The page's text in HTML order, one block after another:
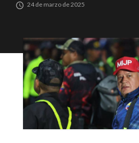
24 de marzo de 2025